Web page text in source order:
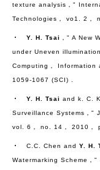
texture analysis，"
Technologies， vo1. 2，
‧ Y. H. Tsai ，" A New
under Uneven
Computing， Information
1059-1067 (SCI) .
‧ Y. H. Tsai and k. C.
Surveillance Systems，"
vol. 6， no. 14， 2010，
‧ C.C. Chen and Y. H.
Watermarking Scheme，